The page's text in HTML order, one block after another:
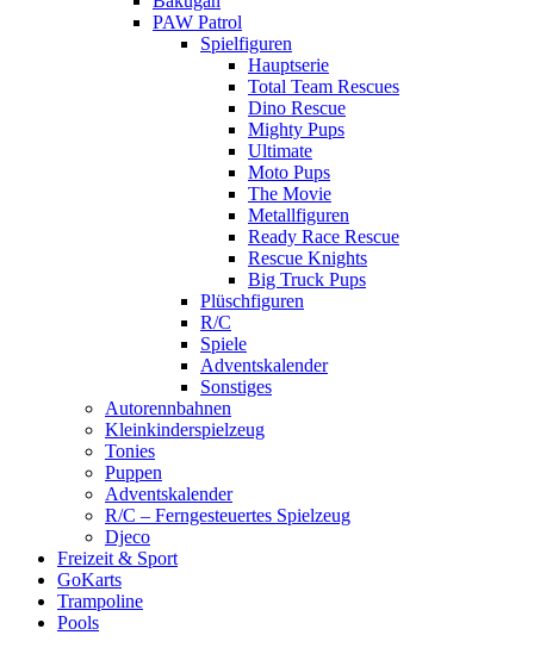
PAW Patrol
Spielfiguren
Hauptserie
Total Team Rescues
Dino Rescue
Mighty Pups
Ultimate
Moto Pups
The Movie
Metallfiguren
Ready Race Rescue
Rescue Knights
Big Truck Pups
Plüschfiguren
R/C
Spiele
Adventskalender
Sonstiges
Autorennbahnen
Kleinkinderspielzeug
Tonies
Puppen
Adventskalender
R/C – Ferngesteuertes Spielzeug
Djeco
Freizeit & Sport
GoKarts
Trampoline
Pools